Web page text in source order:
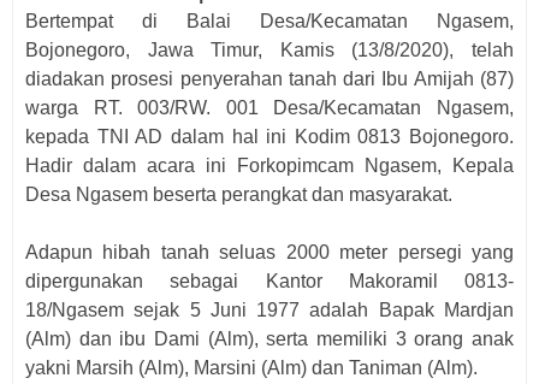
Bertempat di Balai Desa/Kecamatan Ngasem,
Bojonegoro, Jawa Timur, Kamis (13/8/2020), telah
diadakan prosesi penyerahan tanah dari Ibu Amijah (87)
warga RT. 003/RW. 001 Desa/Kecamatan Ngasem,
kepada TNI AD dalam hal ini Kodim 0813 Bojonegoro.
Hadir dalam acara ini Forkopimcam Ngasem, Kepala
Desa Ngasem beserta perangkat dan masyarakat.
Adapun hibah tanah seluas 2000 meter persegi yang
dipergunakan sebagai Kantor Makoramil 0813-
18/Ngasem sejak 5 Juni 1977 adalah Bapak Mardjan
(Alm) dan ibu Dami (Alm), serta memiliki 3 orang anak
yakni Marsih (Alm), Marsini (Alm) dan Taniman (Alm).